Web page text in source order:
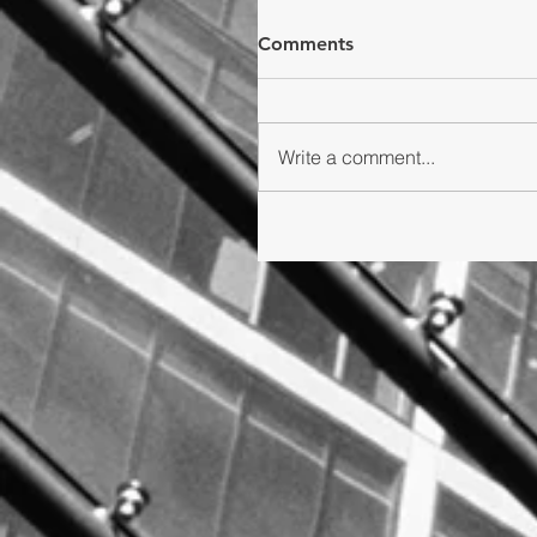
「『薯』來運到」年味滿
Comments
Write a comment...